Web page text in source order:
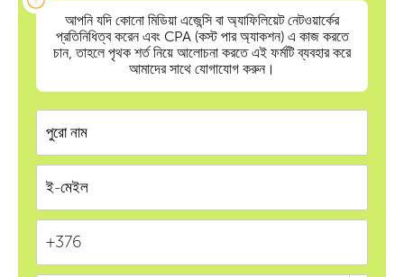
আপনি যদি কোনো মিডিয়া এজেন্সি বা অ্যাফিলিয়েট নেটওয়ার্কের
প্রতিনিধিত্ব করেন এবং CPA (কস্ট পার অ্যাকশন) এ কাজ করতে
চান, তাহলে পৃথক শর্ত নিয়ে আলোচনা করতে এই ফর্মটি ব্যবহার করে
আমাদের সাথে যোগাযোগ করুন।